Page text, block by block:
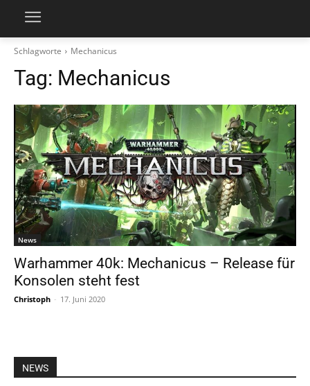
Schlagworte Mechanicus
Tag: Mechanicus
News
Warhammer 40k: Mechanicus – Release für
Konsolen steht fest
Christoph - 17. Juni 2020
NEWS